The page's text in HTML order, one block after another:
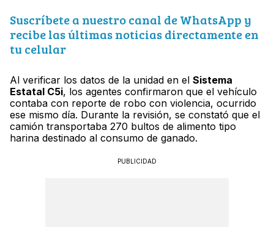
Suscríbete a nuestro canal de WhatsApp y
recibe las últimas noticias directamente en
tu celular
Al verificar los datos de la unidad en el Sistema
Estatal C5i, los agentes confirmaron que el vehículo
contaba con reporte de robo con violencia, ocurrido
ese mismo día. Durante la revisión, se constató que el
camión transportaba 270 bultos de alimento tipo
harina destinado al consumo de ganado.
PUBLICIDAD